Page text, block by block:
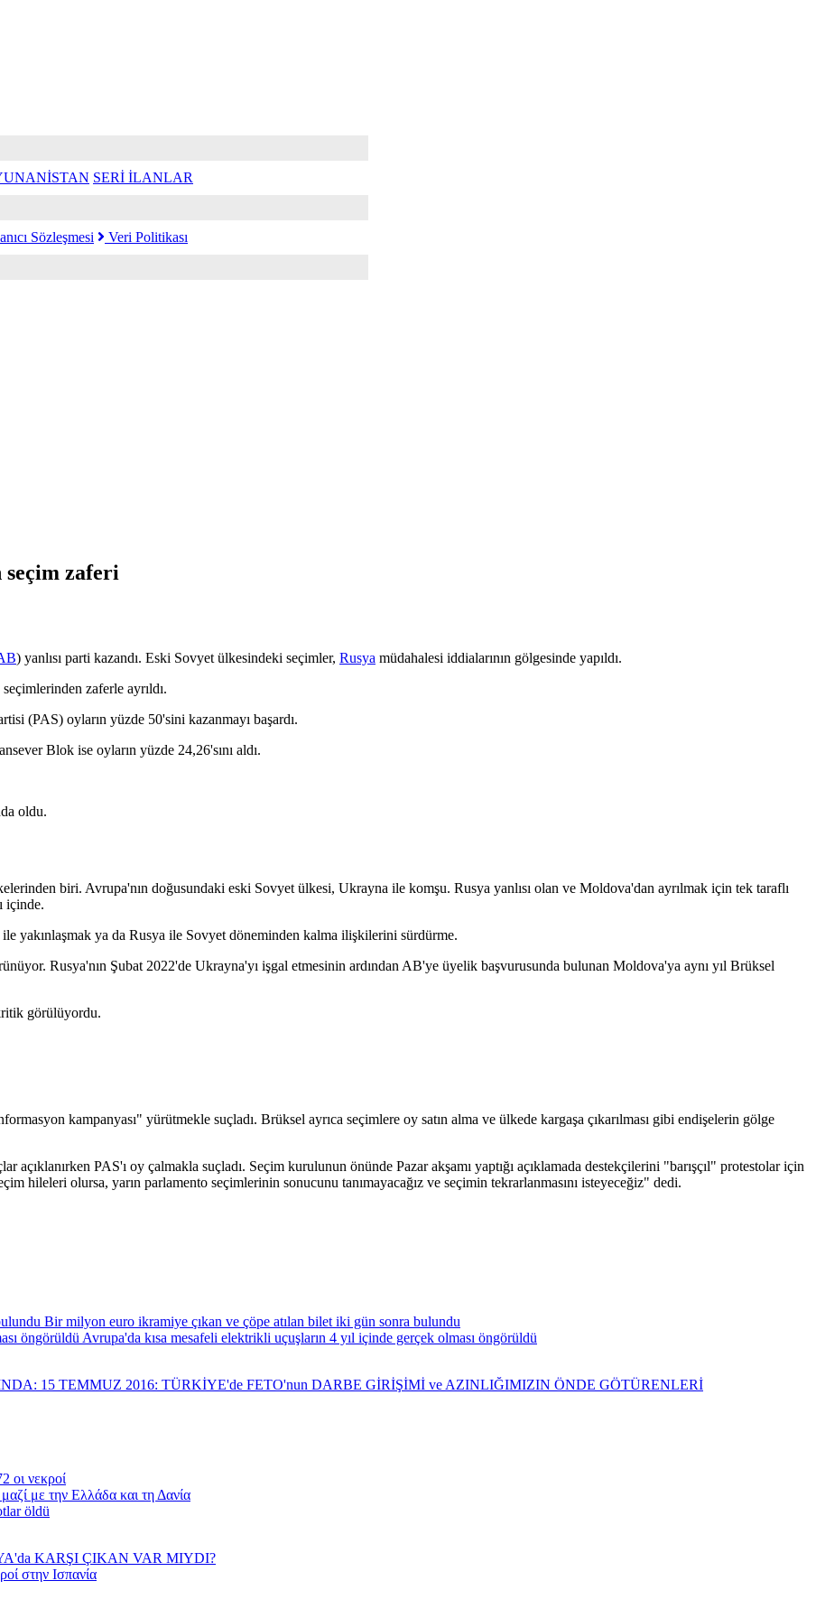
SERİ İLANLAR
Sözleşmesi
Veri Politikası
zaferi
) yanlısı parti kazandı. Eski Sovyet ülkesindeki seçimler, Rusya müdahalesi iddialarının gölgesinde yapıldı.
zaferle ayrıldı.
(PAS) oyların yüzde 50'sini kazanmayı başardı.
Blok ise oyların yüzde 24,26'sını aldı.
oldu.
biri. Avrupa'nın doğusundaki eski Sovyet ülkesi, Ukrayna ile komşu. Rusya yanlısı olan ve Moldova'dan ayrılmak için tek taraflı
içinde.
yakınlaşmak ya da Rusya ile Sovyet döneminden kalma ilişkilerini sürdürme.
Rusya'nın Şubat 2022'de Ukrayna'yı işgal etmesinin ardından AB'ye üyelik başvurusunda bulunan Moldova'ya aynı yıl Brüksel
görülüyordu.
kampanyası" yürütmekle suçladı. Brüksel ayrıca seçimlere oy satın alma ve ülkede kargaşa çıkarılması gibi endişelerin gölge
PAS'ı oy çalmakla suçladı. Seçim kurulunun önünde Pazar akşamı yaptığı açıklamada destekçilerini "barışçıl" protestolar için
hileleri olursa, yarın parlamento seçimlerinin sonucunu tanımayacağız ve seçimin tekrarlanmasını isteyeceğiz" dedi.
Bir milyon euro ikramiye çıkan ve çöpe atılan bilet iki gün sonra bulundu
Avrupa'da kısa mesafeli elektrikli uçuşların 4 yıl içinde gerçek olması öngörüldü
15 TEMMUZ 2016: TÜRKİYE'de FETO'nun DARBE GİRİŞİMİ ve AZINLIĞIMIZIN ÖNDE GÖTÜRENLERİ
οι νεκροί
με την Ελλάδα και τη Δανία
öldü
KARŞI ÇIKAN VAR MIYDI?
στην Ισπανία